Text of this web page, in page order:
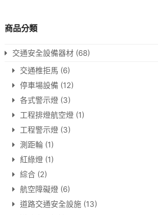
商品分類
交通安全設備器材 (68)
交通椎拒馬 (6)
停車場設備 (12)
各式警示燈 (3)
工程排燈航空燈 (1)
工程警示燈 (3)
測距輪 (1)
紅綠燈 (1)
綜合 (2)
航空障礙燈 (6)
道路交通安全設施 (13)